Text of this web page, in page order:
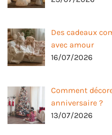
Des cadeaux
avec amour
16/07/2026
Comment
anniversaire ?
13/07/2026